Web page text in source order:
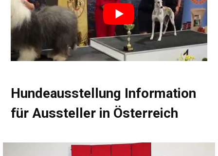
Hundeausstellung Information
für Aussteller in Österreich